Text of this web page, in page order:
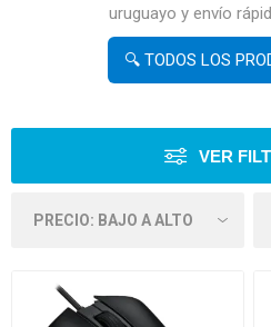
uruguayo y envío
🔍 TODOS LOS
VER